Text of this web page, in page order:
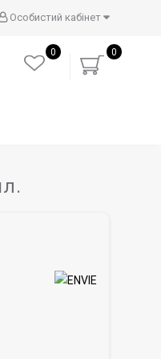
Особистий кабінет
0
0